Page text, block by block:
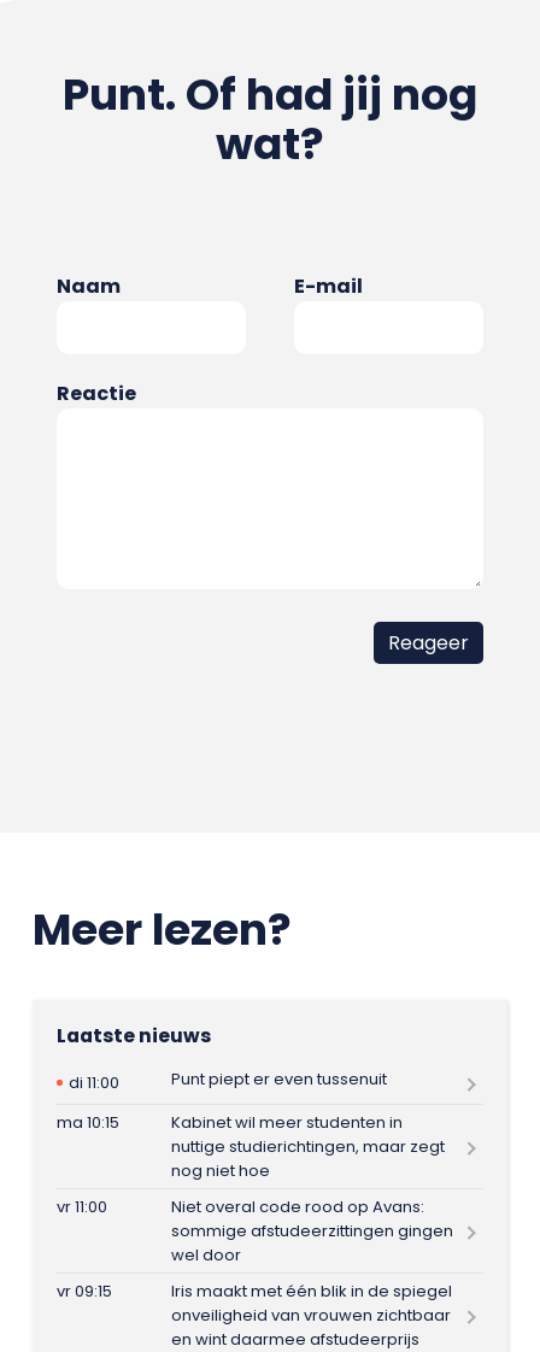
Punt. Of had jij nog
wat?
Naam E-mail
Reactie
Meer lezen?
Laatste nieuws
di 11:00
Punt piept er even tussenuit
ma 10:15
Kabinet wil meer studenten in
nuttige studierichtingen, maar zegt
nog niet hoe
vr 11:00
Niet overal code rood op Avans:
sommige afstudeerzittingen gingen
wel door
vr 09:15
Iris maakt met één blik in de spiegel
onveiligheid van vrouwen zichtbaar
en wint daarmee afstudeerprijs